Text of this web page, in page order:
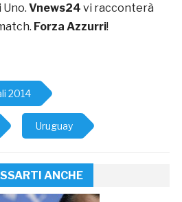
Vnews24 vi racconterà
Forza Azzurri!
2014
Uruguay
ANCHE